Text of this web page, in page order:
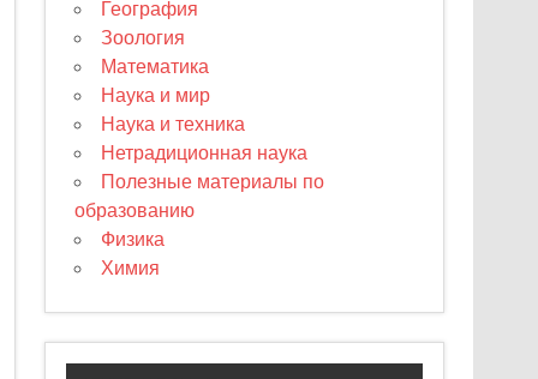
География
Зоология
Математика
Наука и мир
Наука и техника
Нетрадиционная наука
Полезные материалы по
образованию
Физика
Химия